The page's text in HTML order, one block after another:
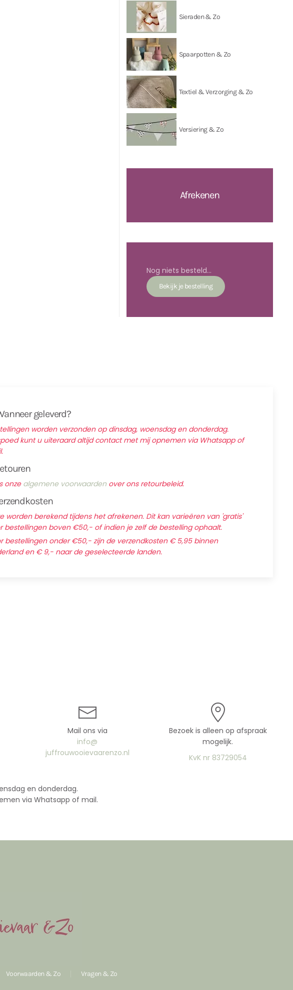
Sieraden & Zo
Spaarpotten & Zo
Textiel & Verzorging & Zo
Versiering & Zo
Afrekenen
Nog niets besteld...
geleverd?
worden verzonden op dinsdag, woensdag en donderdag.
kunt u uiteraard altijd contact met mij opnemen via Whatsapp of
onze algemene voorwaarden over ons retourbeleid.
worden berekend tijdens het afrekenen. Dit kan varieëren van 'gratis'
bestellingen boven €50,- of indien je zelf de bestelling ophaalt.
bestellingen onder €50,- zijn de verzendkosten € 5,95 binnen
en € 9,- naar de geselecteerde landen.
Mail ons via
info@
juffrouwooievaarenzo.nl
Bezoek is alleen op afspraak
mogelijk.
KvK nr 83729054
en donderdag.
via Whatsapp of mail.
Voorwaarden & Zo Vragen & Zo